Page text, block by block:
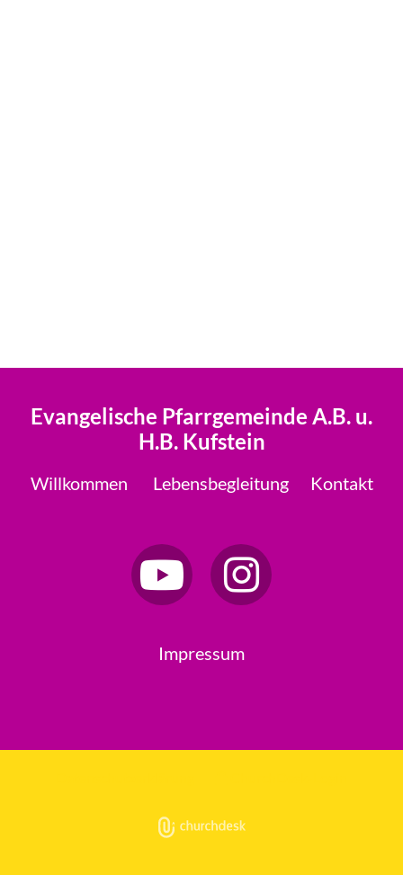
Evangelische Pfarrgemeinde A.B. u.
H.B. Kufstein
Willkommen Lebensbegleitung Kontakt
Impressum